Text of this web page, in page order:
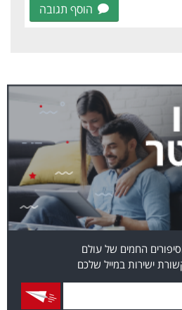
הוסף תגובה
החמים של עולם
ישירות במייל שלכם